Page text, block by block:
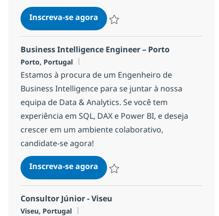
Inscreva-se agoraBusiness Intelligence Engineer
Business Intelligence Engineer – Porto
Localização
Porto, Portugal
Estamos à procura de um Engenheiro de
Business Intelligence para se juntar à nossa
equipa de Data & Analytics. Se você tem
experiência em SQL, DAX e Power BI, e deseja
crescer em um ambiente colaborativo,
candidate-se agora!
Inscreva-se agoraBusiness Intelligence Engineer
Consultor Júnior - Viseu
Localização
Viseu, Portugal